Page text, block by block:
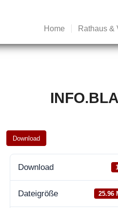
Home Rathaus &
Download
Download
Dateigröße 25.96